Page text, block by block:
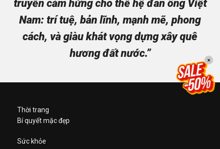
truyền cảm hứng cho thế hệ đàn ông Việt
Nam: trí tuệ, bản lĩnh, mạnh mẽ, phong
cách, và giàu khát vọng dựng xây quê
hương đất nước.”
Thời trang
Bí quyết mặc đẹp
Sức khỏe
×